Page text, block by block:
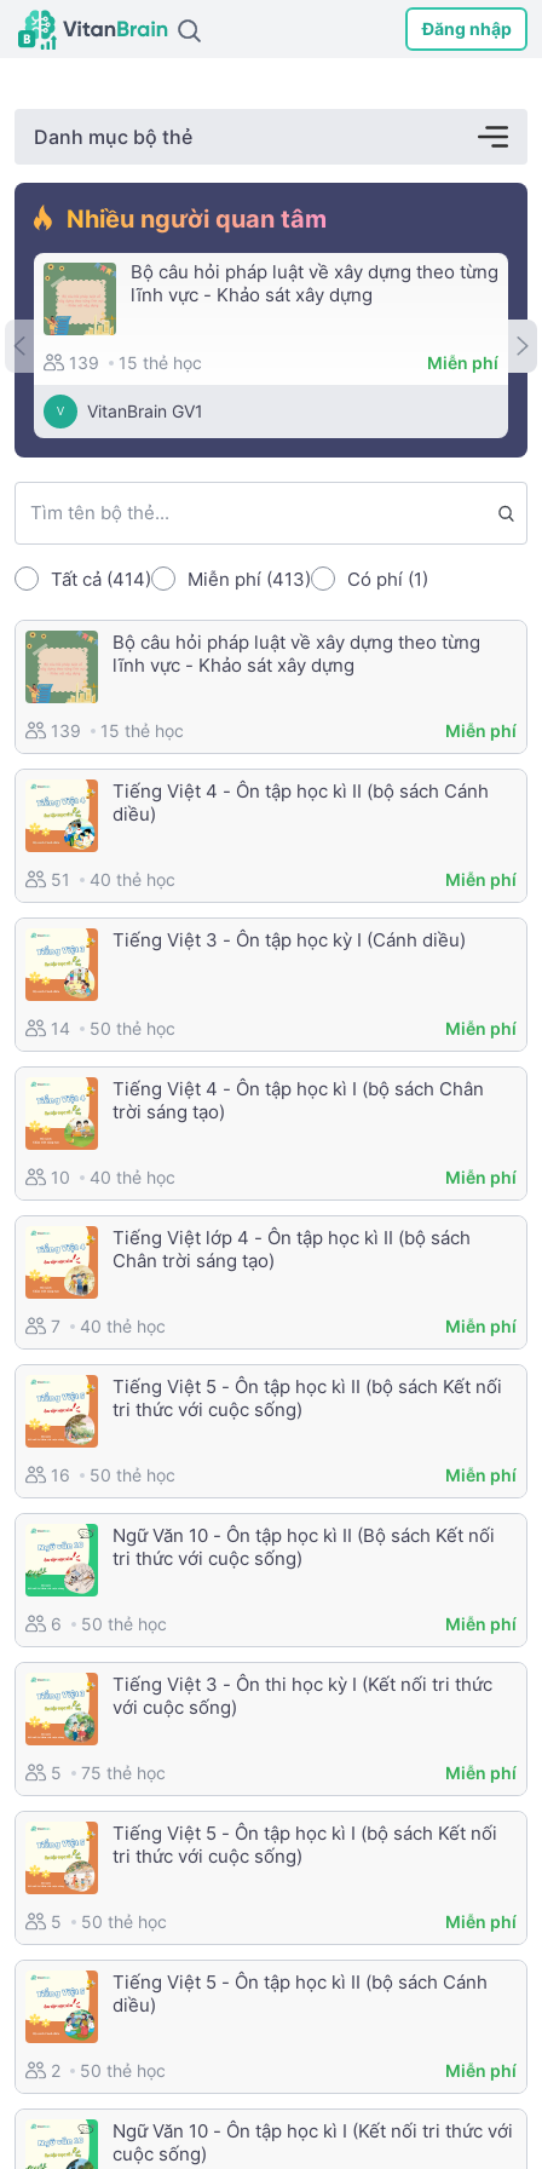
Đăng nhập
Danh mục bộ thẻ
Nhiều người quan tâm
Bộ câu hỏi pháp luật về xây dựng theo từng
lĩnh vực - Khảo sát xây dựng
139 15 thẻ học Miễn phí
V VitanBrain GV1
Tìm tên bộ thẻ...
Tất cả (414) Miễn phí (413) Có phí (1)
Bộ câu hỏi pháp luật về xây dựng theo từng
lĩnh vực - Khảo sát xây dựng
139 15 thẻ học Miễn phí
Tiếng Việt 4 - Ôn tập học kì II (bộ sách Cánh
diều)
51 40 thẻ học Miễn phí
Tiếng Việt 3 - Ôn tập học kỳ I (Cánh diều)
14 50 thẻ học Miễn phí
Tiếng Việt 4 - Ôn tập học kì I (bộ sách Chân
trời sáng tạo)
10 40 thẻ học Miễn phí
Tiếng Việt lớp 4 - Ôn tập học kì II (bộ sách
Chân trời sáng tạo)
7 40 thẻ học Miễn phí
Tiếng Việt 5 - Ôn tập học kì II (bộ sách Kết nối
tri thức với cuộc sống)
16 50 thẻ học Miễn phí
Ngữ Văn 10 - Ôn tập học kì II (Bộ sách Kết nối
tri thức với cuộc sống)
6 50 thẻ học Miễn phí
Tiếng Việt 3 - Ôn thi học kỳ I (Kết nối tri thức
với cuộc sống)
5 75 thẻ học Miễn phí
Tiếng Việt 5 - Ôn tập học kì I (bộ sách Kết nối
tri thức với cuộc sống)
5 50 thẻ học Miễn phí
Tiếng Việt 5 - Ôn tập học kì II (bộ sách Cánh
diều)
2 50 thẻ học Miễn phí
Ngữ Văn 10 - Ôn tập học kì I (Kết nối tri thức với
cuộc sống)